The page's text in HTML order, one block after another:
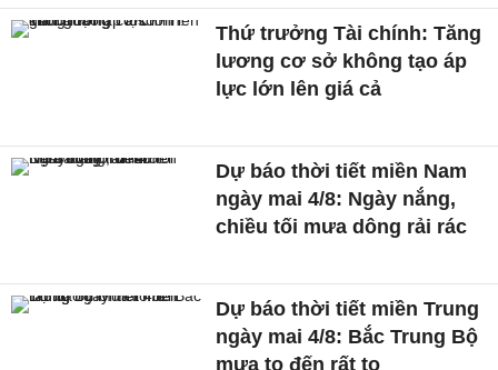
Thứ trưởng Tài chính: Tăng
lương cơ sở không tạo áp
lực lớn lên giá cả
Dự báo thời tiết miền Nam
ngày mai 4/8: Ngày nắng,
chiều tối mưa dông rải rác
Dự báo thời tiết miền Trung
ngày mai 4/8: Bắc Trung Bộ
mưa to đến rất to